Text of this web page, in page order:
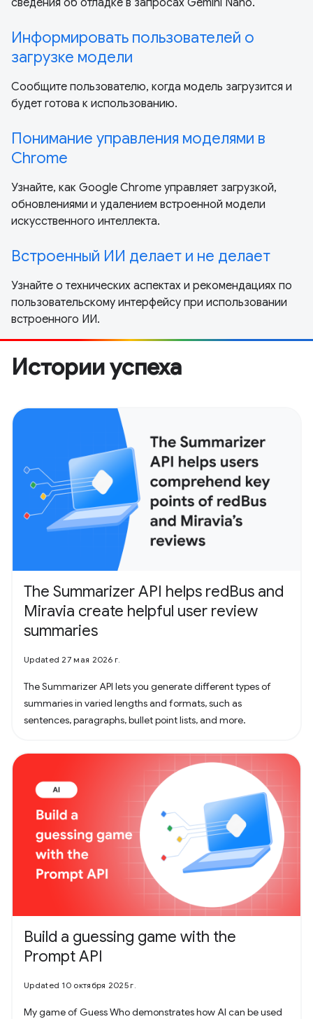
сведения об отладке в запросах Gemini Nano.
Информировать пользователей о
загрузке модели
Сообщите пользователю, когда модель загрузится и
будет готова к использованию.
Понимание управления моделями в
Chrome
Узнайте, как Google Chrome управляет загрузкой,
обновлениями и удалением встроенной модели
искусственного интеллекта.
Встроенный ИИ делает и не делает
Узнайте о технических аспектах и ​​рекомендациях по
пользовательскому интерфейсу при использовании
встроенного ИИ.
Истории успеха
The Summarizer API helps redBus and
Miravia create helpful user review
summaries
Updated 27 мая 2026 г.
The Summarizer API lets you generate different types of
summaries in varied lengths and formats, such as
sentences, paragraphs, bullet point lists, and more.
Build a guessing game with the
Prompt API
Updated 10 октября 2025 г.
My game of Guess Who demonstrates how AI can be used